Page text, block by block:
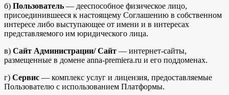
б) Пользователь — дееспособное физическое лицо,
присоединившееся к настоящему Соглашению в собственном
интересе либо выступающее от имени и в интересах
представляемого им юридического лица.
в) Сайт Администрации/ Сайт — интернет-сайты,
размещенные в домене anna-premiera.ru и его поддоменах.
г) Сервис — комплекс услуг и лицензия, предоставляемые
Пользователю с использованием Платформы.